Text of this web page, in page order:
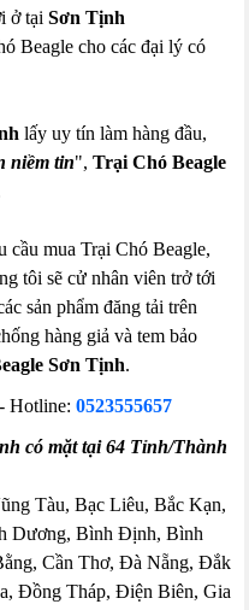
ở tạiSơn Tịnh
Beagle cho các đại lý có
lấy uy tín làm hàng đầu,
niềm tin",Trại Chó Beagle
cầu mua Trại Chó Beagle,
tôi sẽ cử nhân viên trở tới
sản phẩm đăng tải trên
hàng giả và tem bảo
Sơn Tịnh.
Hotline: 0523555657
có mặt tại 64 Tỉnh/Thành
Tàu, Bạc Liêu, Bắc Kạn,
Dương, Bình Định, Bình
Cần Thơ, Đà Nẵng, Đắk
Đồng Tháp, Điện Biên, Gia